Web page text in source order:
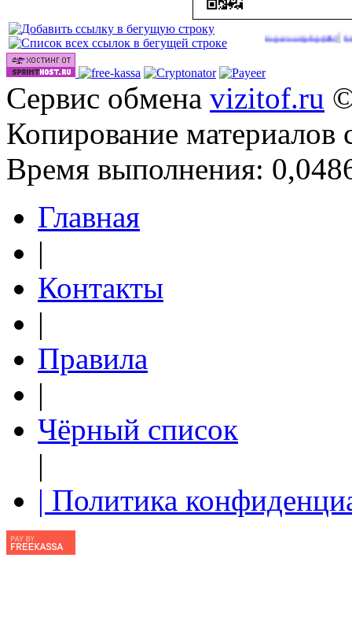
onlinevideos.cc/videos/(51)|http://onlinevideos.cc/tops/out.php(46)|http://
Сервис обмена vizitof.ru
Копирование материалов
Время выполнения:
Главная
|
Контакты
|
Правила
|
Чёрный список
|
| Политика